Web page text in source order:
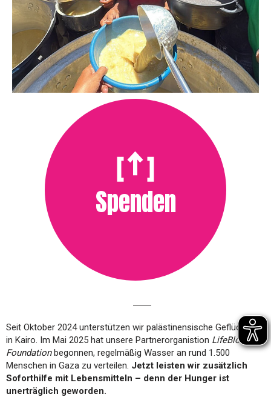
Spenden
Seit Oktober 2024 unterstützen wir palästinensische Geflüchtete
in Kairo. Im Mai 2025 hat unsere Partnerorganistion LifeBlood
Foundationbegonnen, regelmäßig Wasser an rund 1.500
Menschen in Gaza zu verteilen. Jetzt leisten wir zusätzlich
Soforthilfe mit Lebensmitteln – denn der Hunger ist
unerträglich geworden.